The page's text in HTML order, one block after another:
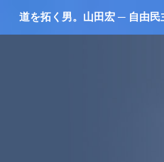
道を拓く男。山田宏 ─ 自由民